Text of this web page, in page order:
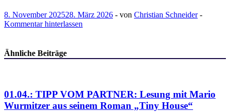
8. November 202528. März 2026 - von Christian Schneider-
Kommentar hinterlassen
Ähnliche Beiträge
01.04.: TIPP VOM PARTNER: Lesung mit Mario
Wurmitzer aus seinem Roman „Tiny House“